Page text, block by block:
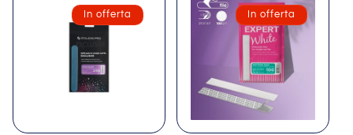
i
In offerta In offerta